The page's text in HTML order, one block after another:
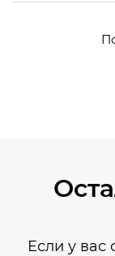
Если у вас